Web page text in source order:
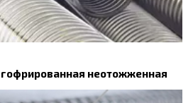
неотожженная